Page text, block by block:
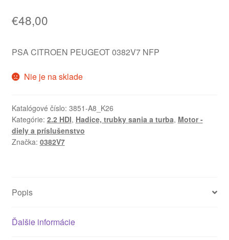
€48,00
PSA CITROEN PEUGEOT 0382V7 NFP
Nie je na sklade
Katalógové číslo: 3851-A8_K26
Kategórie: 2.2 HDI, Hadice, trubky sania a turba, Motor -
diely a príslušenstvo
Značka: 0382V7
Popis
Ďalšie informácie